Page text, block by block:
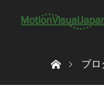
ブロ